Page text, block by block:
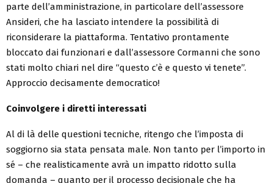
parte dell’amministrazione, in particolare dell’assessore
Ansideri, che ha lasciato intendere la possibilità di
riconsiderare la piattaforma. Tentativo prontamente
bloccato dai funzionari e dall’assessore Cormanni che sono
stati molto chiari nel dire “questo c’è e questo vi tenete”.
Approccio decisamente democratico!
Coinvolgere i diretti interessati
Al di là delle questioni tecniche, ritengo che l’imposta di
soggiorno sia stata pensata male. Non tanto per l’importo in
sé – che realisticamente avrà un impatto ridotto sulla
domanda – quanto per il processo decisionale che ha